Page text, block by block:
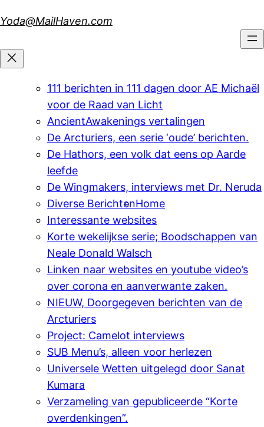
to
Yoda@MailHaven.com
111 berichten in 111 dagen door AE Michaël
voor de Raad van Licht
AncientAwakenings vertalingen
De Arcturiers, een serie ‘oude’ berichten.
De Hathors, een volk dat eens op Aarde
leefde
De Wingmakers, interviews met Dr. Neruda
Diverse BerichtenHome
Interessante websites
Korte wekelijkse serie; Boodschappen van
Neale Donald Walsch
Linken naar websites en youtube video’s
over corona en aanverwante zaken.
NIEUW, Doorgegeven berichten van de
Arcturiers
Project: Camelot interviews
SUB Menu’s, alleen voor herlezen
Universele Wetten uitgelegd door Sanat
Kumara
Verzameling van gepubliceerde “Korte
overdenkingen”.